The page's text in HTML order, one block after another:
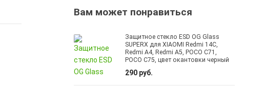
Вам может понравиться
Защитное стекло ESD OG Glass
SUPERX для XIAOMI Redmi 14C,
Redmi A4, Redmi A5, POCO C71,
POCO C75, цвет окантовки черный
290 руб.